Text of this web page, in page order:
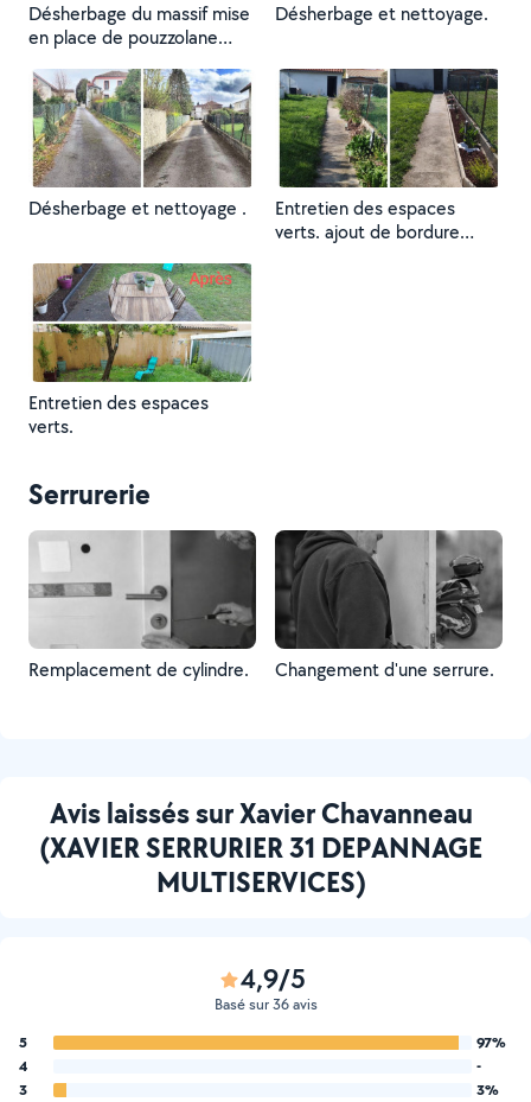
Désherbage du massif mise
en place de pouzzolane
Désherbage et nettoyage.
Désherbage et nettoyage .
Entretien des espaces
verts. ajout de bordure
Entretien des espaces
verts.
Serrurerie
Remplacement de cylindre. Changement d'une serrure.
Avis laissés sur Xavier Chavanneau
(XAVIER SERRURIER 31 DEPANNAGE
MULTISERVICES)
4,9/5
Basé sur 36 avis
5
97%
4
-
3
3%